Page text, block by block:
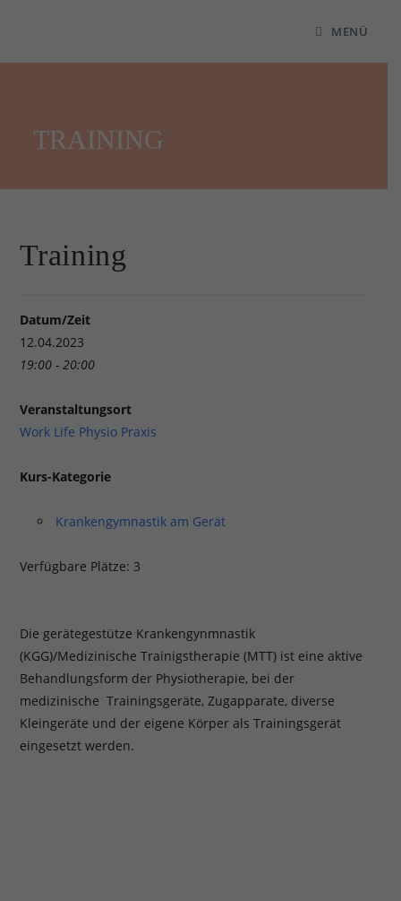
MENÜ
TRAINING
Training
Datum/Zeit
12.04.2023
19:00 - 20:00
Veranstaltungsort
Work Life Physio Praxis
Kurs-Kategorie
Krankengymnastik am Gerät
Verfügbare Plätze: 3
Die gerätegestütze Krankengynmnastik
(KGG)/Medizinische Trainigstherapie (MTT) ist eine aktive
Behandlungsform der Physiotherapie, bei der
medizinische Trainingsgeräte, Zugapparate, diverse
Kleingeräte und der eigene Körper als Trainingsgerät
eingesetzt werden.